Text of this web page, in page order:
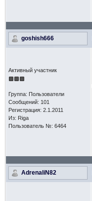
goshish666
Активный участник
Группа: Пользователи
Сообщений: 101
Регистрация: 2.1.2011
Из: Riga
Пользователь №: 6464
AdrenaliN82